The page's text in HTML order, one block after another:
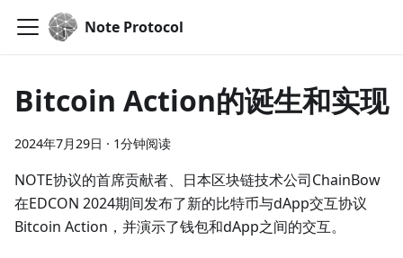
Note Protocol
Bitcoin Action的诞生和实现
2024年7月29日 · 1分钟阅读
NOTE协议的首席贡献者、日本区块链技术公司ChainBow
在EDCON 2024期间发布了新的比特币与dApp交互协议
Bitcoin Action，并演示了钱包和dApp之间的交互。